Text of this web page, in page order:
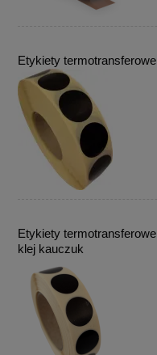
Etykiety
Etykiety
klej kauczuk